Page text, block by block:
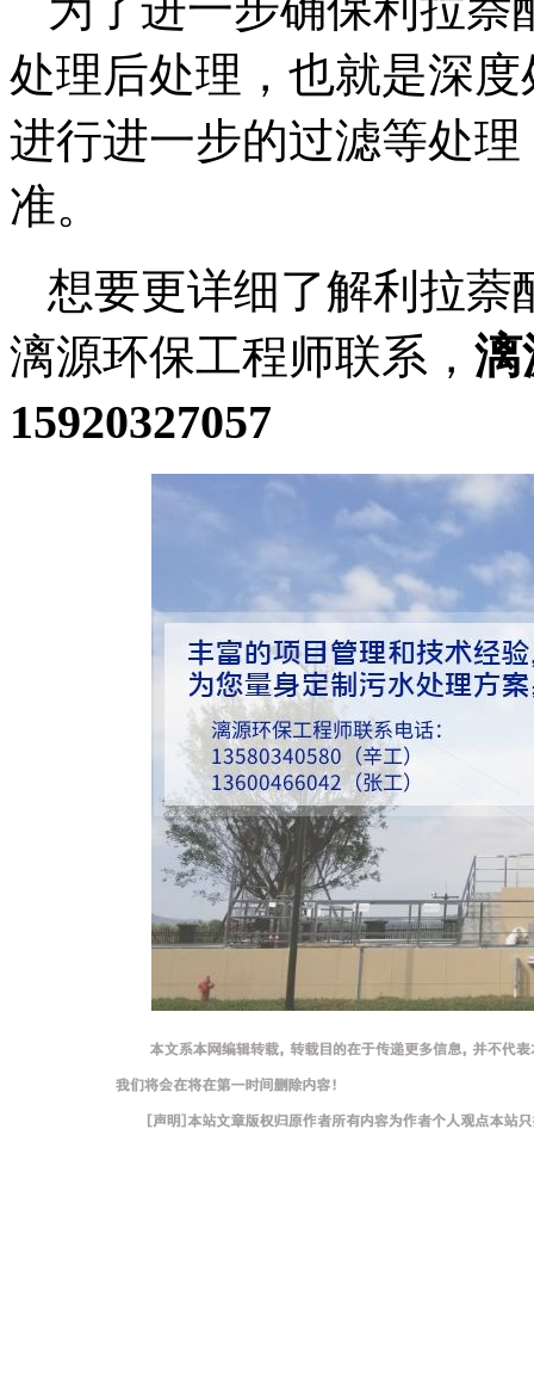
处理后处理，也就是深
进行进一步的过滤等处
准。
想要更详细了解利拉萘
漓源环保工程师联系， 漓
15920327057